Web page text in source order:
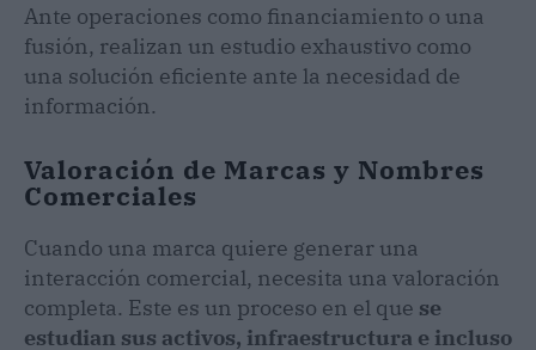
Ante operaciones como financiamiento o una
fusión, realizan un estudio exhaustivo como
una solución eficiente ante la necesidad de
información.
Valoración de Marcas y Nombres
Comerciales
Cuando una marca quiere generar una
interacción comercial, necesita una valoración
completa. Este es un proceso en el que se
estudian sus activos, infraestructura e incluso